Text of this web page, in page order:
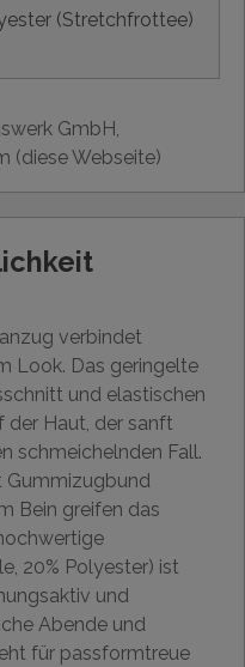
(Stretchfrottee)
GmbH,
(diese Webseite)
verbindet
Look. Das geringelte
und elastischen
der Haut, der sanft
schmeichelnden Fall.
Gummizugbund
Bein greifen das
20% Polyester) ist
und
Abende und
für passformtreue